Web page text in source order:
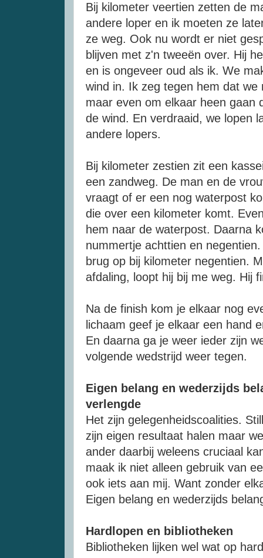
Bij kilometer veertien zetten de
andere loper en ik moeten ze
ze weg. Ook nu wordt er niet
blijven met z'n tweeën over. Hij
en is ongeveer oud als ik. We
wind in. Ik zeg tegen hem dat
maar even om elkaar heen gaan
de wind. En verdraaid, we lopen
andere lopers.
Bij kilometer zestien zit een
een zandweg. De man en de
vraagt of er een nog waterpost
die over een kilometer komt.
hem naar de waterpost. Daarna
nummertje achttien en
brug op bij kilometer negentien.
afdaling, loopt hij bij me weg. Hij
Na de finish kom je elkaar nog
lichaam geef je elkaar een hand
En daarna ga je weer ieder zijn
volgende wedstrijd weer tegen.
Eigen belang en wederzijds
verlengde
Het zijn gelegenheidscoalities.
zijn eigen resultaat halen maar
ander daarbij weleens cruciaal
maak ik niet alleen gebruik van
ook iets aan mij. Want zonder
Eigen belang en wederzijds
Hardlopen en bibliotheken
Bibliotheken lijken wel wat op